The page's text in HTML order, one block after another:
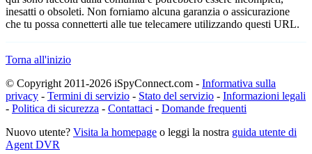
inesatti o obsoleti. Non forniamo alcuna garanzia o assicurazione
che tu possa connetterti alle tue telecamere utilizzando questi URL.
Torna all'inizio
© Copyright 2011-2026 iSpyConnect.com - Informativa sulla
privacy - Termini di servizio - Stato del servizio - Informazioni legali
- Politica di sicurezza - Contattaci - Domande frequenti
Nuovo utente? Visita la homepage o leggi la nostra guida utente di
Agent DVR